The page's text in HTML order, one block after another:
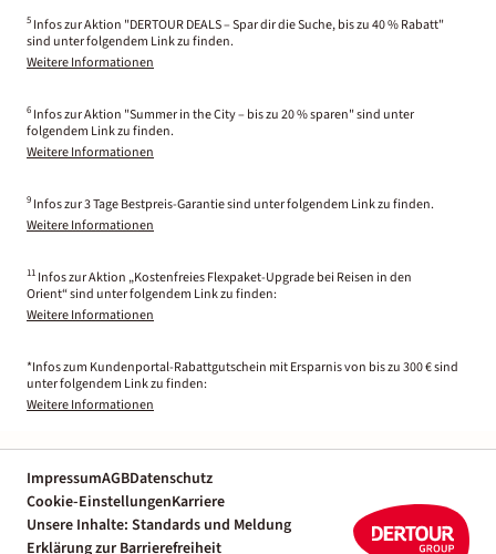
5 Infos zur Aktion "DERTOUR DEALS – Spar dir die Suche, bis zu 40 % Rabatt"
sind unter folgendem Link zu finden.
Weitere Informationen
6 Infos zur Aktion "Summer in the City – bis zu 20 % sparen" sind unter
folgendem Link zu finden.
Weitere Informationen
9 Infos zur 3 Tage Bestpreis-Garantie sind unter folgendem Link zu finden.
Weitere Informationen
11 Infos zur Aktion „Kostenfreies Flexpaket-Upgrade bei Reisen in den
Orient“ sind unter folgendem Link zu finden:
Weitere Informationen
*Infos zum Kundenportal-Rabattgutschein mit Ersparnis von bis zu 300 € sind
unter folgendem Link zu finden:
Weitere Informationen
ImpressumAGBDatenschutz
Cookie-EinstellungenKarriere
Unsere Inhalte: Standards und Meldung
Erklärung zur Barrierefreiheit